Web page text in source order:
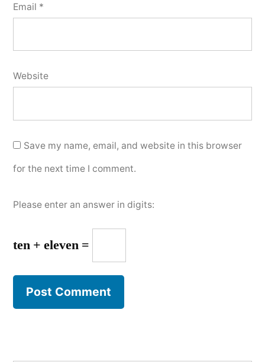
Email *
Website
Save my name, email, and website in this browser
for the next time I comment.
Please enter an answer in digits:
ten + eleven =